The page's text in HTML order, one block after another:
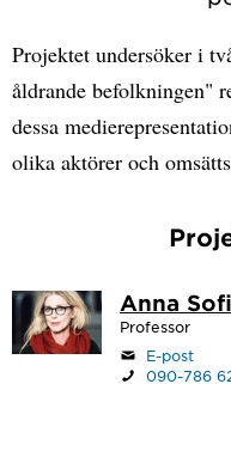
Projektet undersöker i
åldrande befolkningen"
dessa
olika aktörer och
Anna
Professor
E-post
090-786